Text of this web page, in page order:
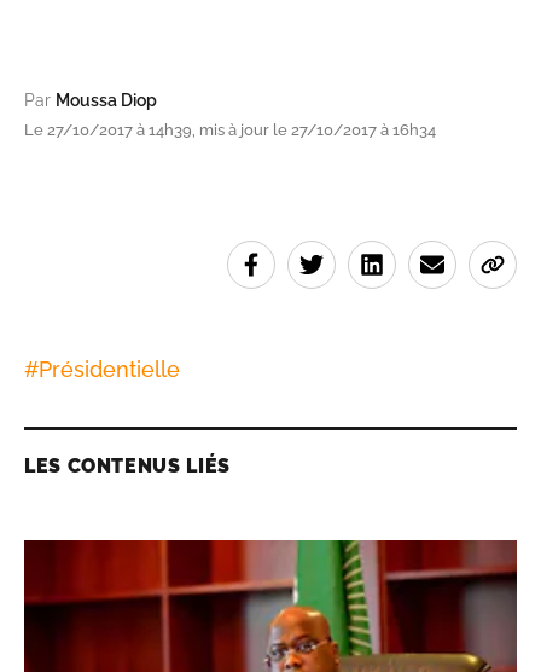
Par Moussa Diop
Le 27/10/2017 à 14h39, mis à jour le 27/10/2017 à 16h34
#Présidentielle
LES CONTENUS LIÉS